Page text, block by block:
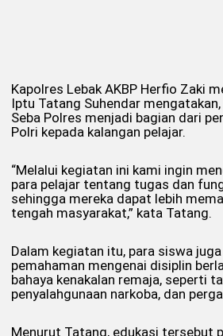
Kapolres Lebak AKBP Herfio Zaki
Iptu Tatang Suhendar
Seba Polres menjadi bagian dari
Polri kepada kalangan pelajar.
“Melalui kegiatan ini kami ingin
para pelajar tentang tugas dan
sehingga mereka dapat lebih
tengah masyarakat,” kata Tatang.
Dalam kegiatan itu, para siswa
pemahaman mengenai disiplin
bahaya kenakalan remaja, seperti
penyalahgunaan narkoba, dan
Menurut Tatang, edukasi tersebut